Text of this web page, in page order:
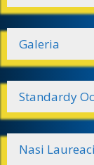
Galeria
Standardy
Nasi Laureaci